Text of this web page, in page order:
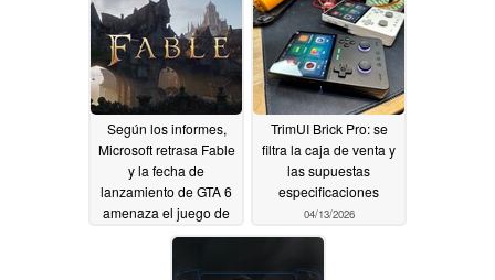
Según los informes,
Microsoft retrasa Fable
y la fecha de
lanzamiento de GTA 6
amenaza el juego de
04/13/2026
TrimUI Brick Pro: se
filtra la caja de venta y
las supuestas
especificaciones
04/13/2026